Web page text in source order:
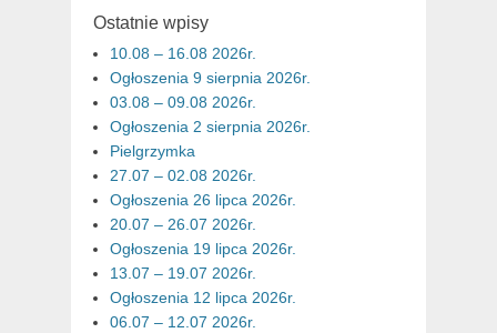
Ostatnie wpisy
10.08 – 16.08 2026r.
Ogłoszenia 9 sierpnia 2026r.
03.08 – 09.08 2026r.
Ogłoszenia 2 sierpnia 2026r.
Pielgrzymka
27.07 – 02.08 2026r.
Ogłoszenia 26 lipca 2026r.
20.07 – 26.07 2026r.
Ogłoszenia 19 lipca 2026r.
13.07 – 19.07 2026r.
Ogłoszenia 12 lipca 2026r.
06.07 – 12.07 2026r.